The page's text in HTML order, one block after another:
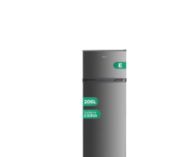
Capacité
de 206